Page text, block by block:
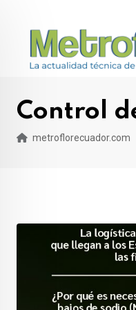
Control
metroflorecuador.com